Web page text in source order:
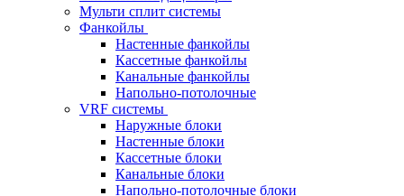
Мульти сплит системы
Фанкойлы
Настенные фанкойлы
Кассетные фанкойлы
Канальные фанкойлы
Напольно-потолочные
VRF системы
Наружные блоки
Настенные блоки
Кассетные блоки
Канальные блоки
Напольно-потолочные блоки